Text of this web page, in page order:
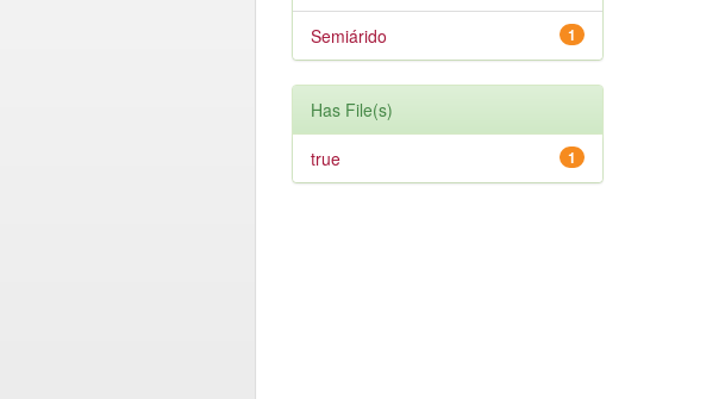
1
Semiárido
Has File(s)
1
true